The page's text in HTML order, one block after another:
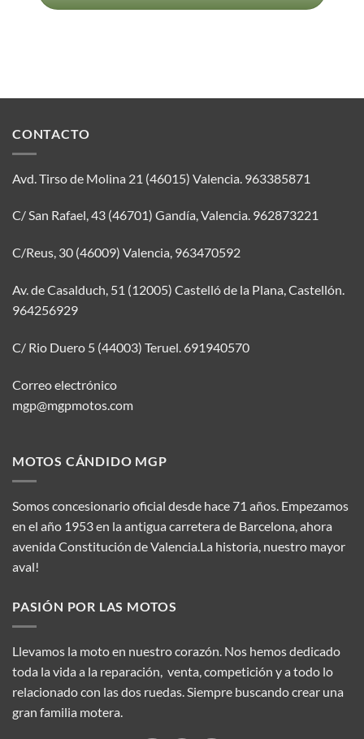
CONTACTO
Avd. Tirso de Molina 21 (46015) Valencia. 963385871
C/ San Rafael, 43 (46701) Gandía, Valencia. 962873221
C/Reus, 30 (46009) Valencia, 963470592
Av. de Casalduch, 51 (12005) Castelló de la Plana, Castellón.
964256929
C/ Rio Duero 5 (44003) Teruel. 691940570
Correo electrónico
mgp@mgpmotos.com
MOTOS CÁNDIDO MGP
Somos concesionario oficial desde hace 71 años. Empezamos
en el año 1953 en la antigua carretera de Barcelona, ahora
avenida Constitución de Valencia.La historia, nuestro mayor
aval!
PASIÓN POR LAS MOTOS
Llevamos la moto en nuestro corazón. Nos hemos dedicado
toda la vida a la reparación, venta, competición y a todo lo
relacionado con las dos ruedas. Siempre buscando crear una
gran familia motera.